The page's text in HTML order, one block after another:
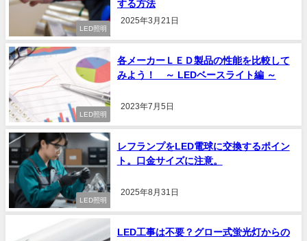
LED照明
する方法
2025年3月21日
LED照明
各メーカーＬＥＤ製品の性能を比較して
みよう！ ～ LEDベースライト編 ～
2023年7月5日
LED照明
レフランプをLED電球に交換するポイン
ト。口金サイズに注意。
2025年8月31日
LED工事は不要？グロー式蛍光灯からの